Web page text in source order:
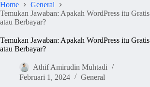
Home
General
Temukan Jawaban: Apakah WordPress itu Gratis
atau Berbayar?
Temukan Jawaban: Apakah WordPress itu Gratis
atau Berbayar?
Athif Amirudin Muhtadi
Februari 1, 2024
General